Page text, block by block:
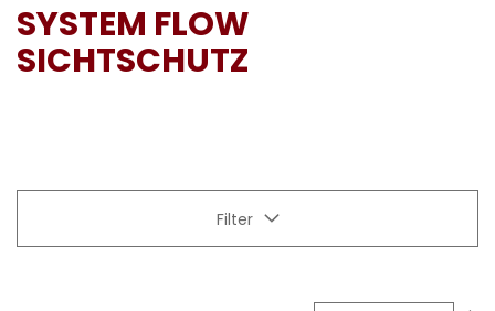
SYSTEM FLOW
SICHTSCHUTZ
Filter